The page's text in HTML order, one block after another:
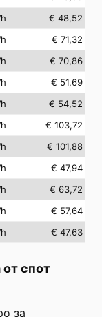
€ 48,52
€ 71,32
€ 70,86
€ 51,69
€ 54,52
€ 103,72
€ 101,88
€ 47,94
€ 63,72
€ 57,64
€ 47,63
спот
за